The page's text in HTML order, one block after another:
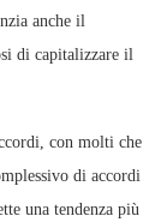
anche il
di capitalizzare il
con molti che
di accordi
una tendenza più